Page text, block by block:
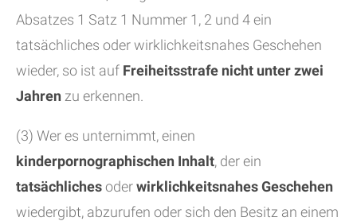
Absatzes 1 Satz 1 Nummer 1, 2 und 4 ein
tatsächliches oder wirklichkeitsnahes Geschehen
wieder, so ist auf Freiheitsstrafe nicht unter zwei
Jahren zu erkennen.
(3) Wer es unternimmt, einen
kinderpornographischen Inhalt, der ein
tatsächlichesoderwirklichkeitsnahes Geschehen
wiedergibt, abzurufen oder sich den Besitz an einem